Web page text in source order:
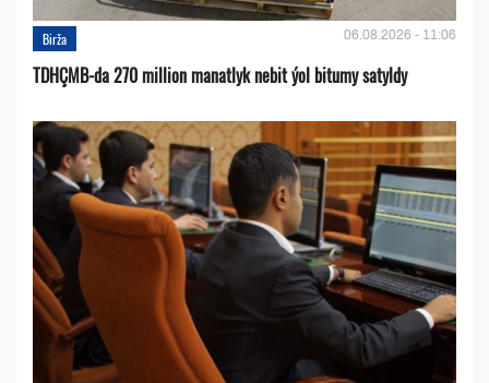
Birža 06.08.2026 - 11:06
TDHÇMB-da 270 million manatlyk nebit ýol bitumy satyldy